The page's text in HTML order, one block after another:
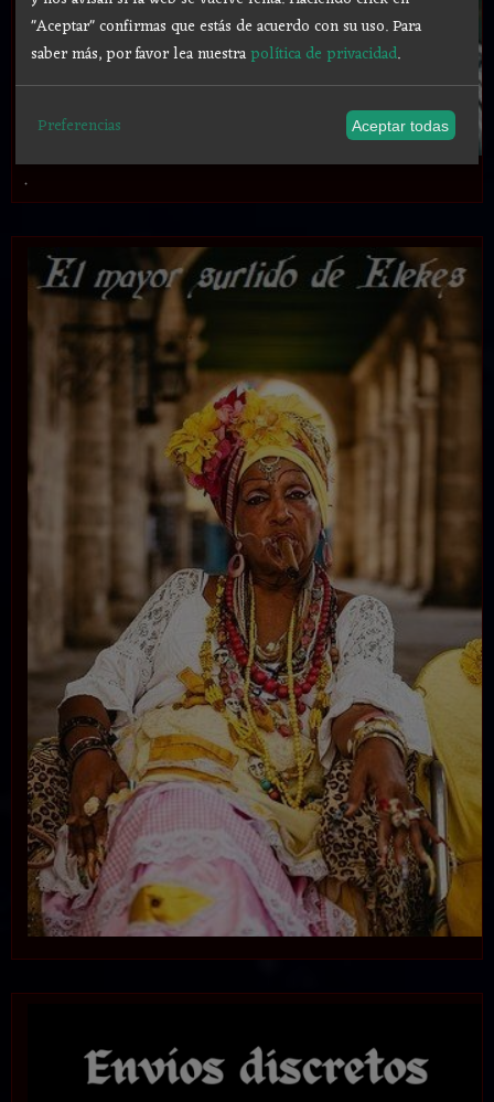
.
"Aceptar" confirmas que estás de acuerdo con su uso.Para
saber más, por favor lea nuestrapolítica de privacidad.
Preferencias Aceptar todas